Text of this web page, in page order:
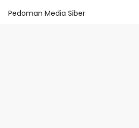
Pedoman Media Siber